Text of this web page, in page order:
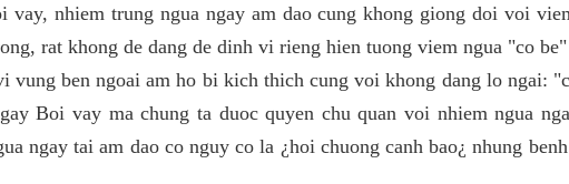
vay, nhiem trung ngua ngay am dao cung khong giong doi voi
rat khong de dang de dinh vi rieng hien tuong viem ngua "co
vung ben ngoai am ho bi kich thich cung voi khong dang lo ngai:
Boi vay ma chung ta duoc quyen chu quan voi nhiem ngua
ngay tai am dao co nguy co la ¿hoi chuong canh bao¿ nhung